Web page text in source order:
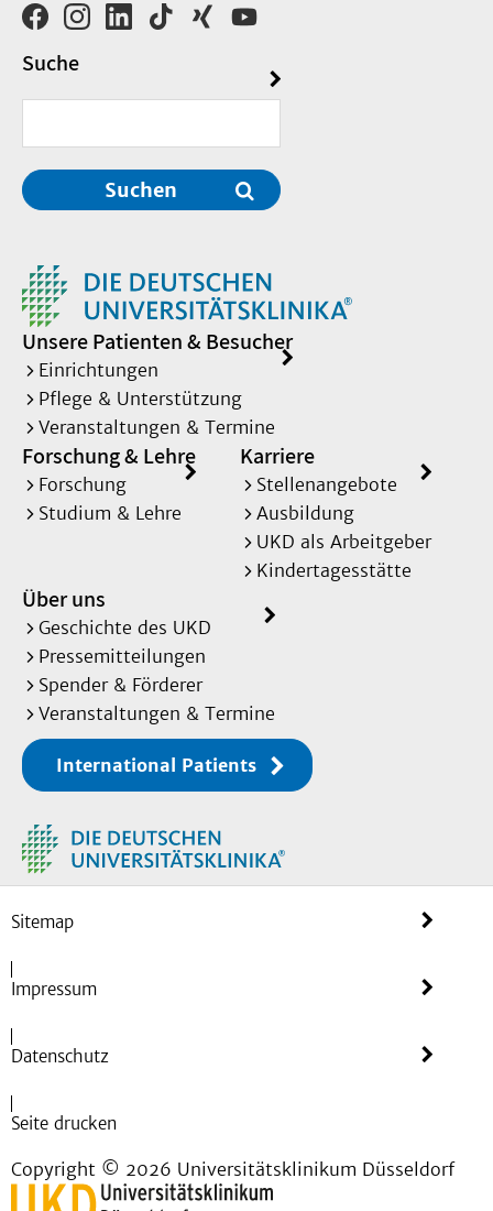
Suche
Suchen
Unsere Patienten & Besucher
Einrichtungen
Pflege & Unterstützung
Veranstaltungen & Termine
Forschung & Lehre
Forschung
Studium & Lehre
Karriere
Stellenangebote
Ausbildung
UKD als Arbeitgeber
Kindertagesstätte
Über uns
Geschichte des UKD
Pressemitteilungen
Spender & Förderer
Veranstaltungen & Termine
International Patients
Sitemap
Impressum
Datenschutz
Seite drucken
Copyright © 2026 Universitätsklinikum Düsseldorf